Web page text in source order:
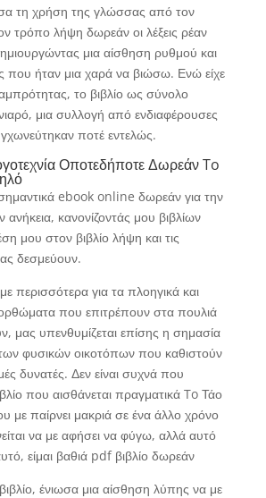
τη χρήση της γλώσσας από τον
τρόπο λήψη δωρεάν οι λέξεις ρέαν
μια αίσθηση ρυθμού και
που ήταν μια χαρά να βιώσω. Ενώ είχε
το βιβλίο ως σύνολο
μια συλλογή από ενδιαφέρουσες
ποτέ εντελώς.
Οποτεδήποτε Δωρεάν To
ebook online δωρεάν για την
ανήκεια, κανονίζοντάς μου βιβλίων
μου στον βιβλίο λήψη και τις
δεσμεύουν.
περισσότερα για τα πλοηγικά και
που επιτρέπουν στα πουλιά
μας υπενθυμίζεται επίσης η σημασία
φυσικών οικοτόπων που καθιστούν
δυνατές. Δεν είναι συχνά που
που αισθάνεται πραγματικά To Τάο
με παίρνει μακριά σε ένα άλλο χρόνο
να με αφήσει να φύγω, αλλά αυτό
είμαι βαθιά pdf βιβλίο δωρεάν
ένιωσα μια αίσθηση λύπης να με